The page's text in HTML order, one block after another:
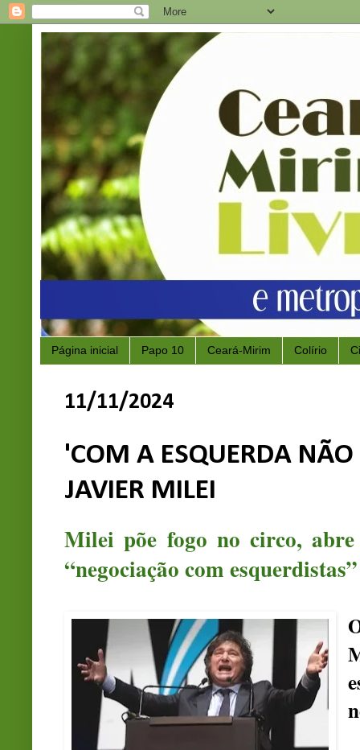
Página inicial Papo 10 Ceará-Mirim Colírio
11/11/2024
'COM A ESQUERDA
JAVIER MILEI
Milei põe fogo no circo,
“negociação com esquerdistas”